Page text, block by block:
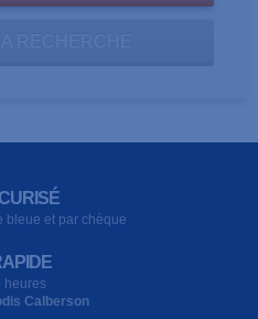
bleue et par chèque
heures
Calberson